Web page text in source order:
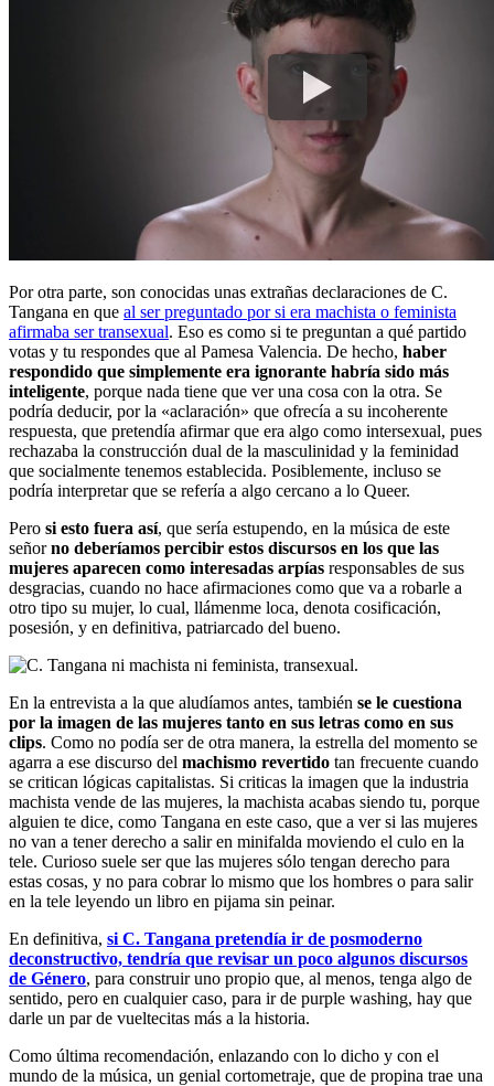
Por otra parte, son conocidas unas extrañas declaraciones de C.
Tangana en que al ser preguntado por si era machista o feminista
afirmaba ser transexual. Eso es como si te preguntan a qué partido
votas y tu respondes que al Pamesa Valencia. De hecho, haber
respondido que simplemente era ignorante habría sido más
inteligente, porque nada tiene que ver una cosa con la otra. Se
podría deducir, por la «aclaración» que ofrecía a su incoherente
respuesta, que pretendía afirmar que era algo como intersexual, pues
rechazaba la construcción dual de la masculinidad y la feminidad
que socialmente tenemos establecida. Posiblemente, incluso se
podría interpretar que se refería a algo cercano a lo Queer.
Pero si esto fuera así, que sería estupendo, en la música de este
señorno deberíamos percibir estos discursos en los que las
mujeres aparecen como interesadas arpías responsables de sus
desgracias, cuando no hace afirmaciones como que va a robarle a
otro tipo su mujer, lo cual, llámenme loca, denota cosificación,
posesión, y en definitiva, patriarcado del bueno.
En la entrevista a la que aludíamos antes, también se le cuestiona
por la imagen de las mujeres tanto en sus letras como en sus
clips. Como no podía ser de otra manera, la estrella del momento se
agarra a ese discurso del machismo revertido tan frecuente cuando
se critican lógicas capitalistas. Si criticas la imagen que la industria
machista vende de las mujeres, la machista acabas siendo tu, porque
alguien te dice, como Tangana en este caso, que a ver si las mujeres
no van a tener derecho a salir en minifalda moviendo el culo en la
tele. Curioso suele ser que las mujeres sólo tengan derecho para
estas cosas, y no para cobrar lo mismo que los hombres o para salir
en la tele leyendo un libro en pijama sin peinar.
En definitiva, si C. Tangana pretendía ir de posmoderno
deconstructivo, tendría que revisar un poco algunos discursos
de Género, para construir uno propio que, al menos, tenga algo de
sentido, pero en cualquier caso, para ir de purple washing, hay que
darle un par de vueltecitas más a la historia.
Como última recomendación, enlazando con lo dicho y con el
mundo de la música, un genial cortometraje, que de propina trae una